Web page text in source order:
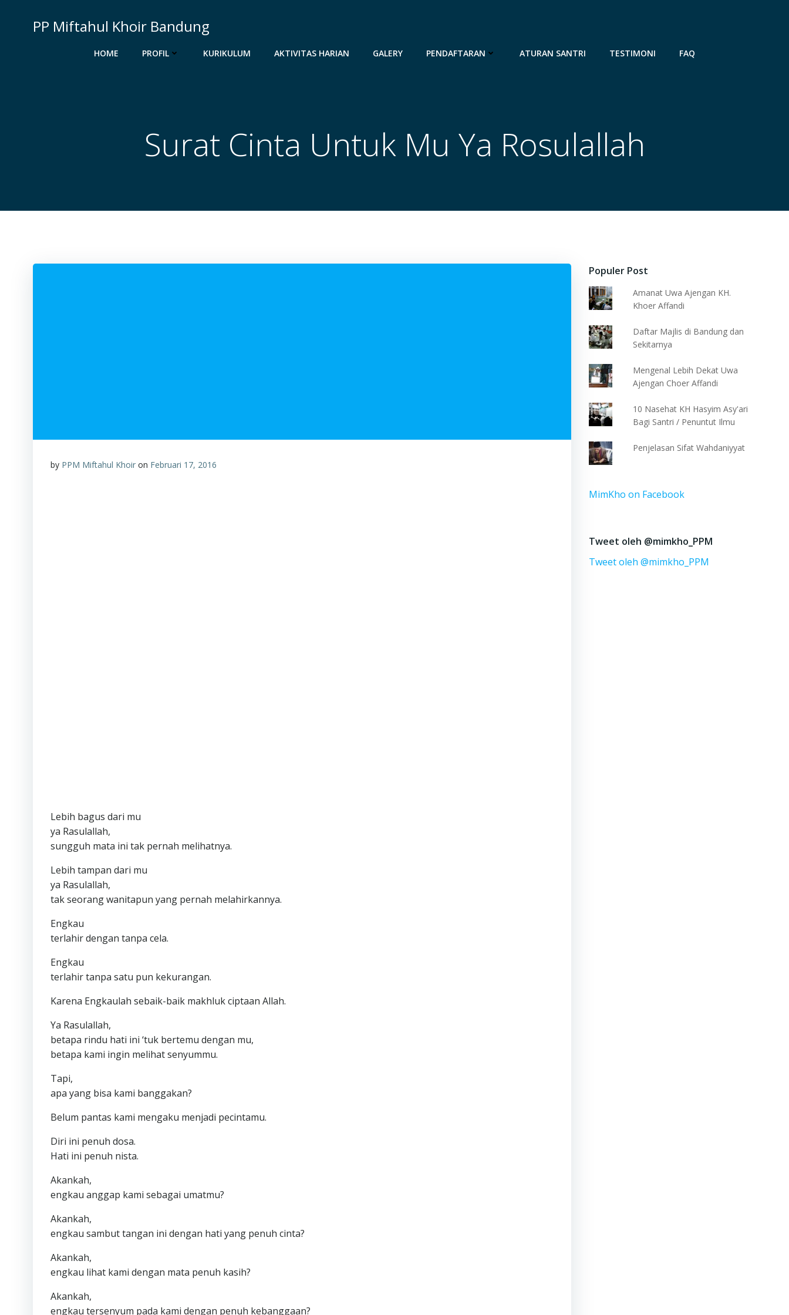
PP Miftahul Khoir Bandung
HOME PROFIL KURIKULUM AKTIVITAS HARIAN GALERY PENDAFTARAN ATURAN SANTRI TESTIMONI FAQ
Surat Cinta Untuk Mu Ya Rosulallah
by PPM Miftahul Khoir on Februari 17, 2016
Lebih bagus dari mu
ya Rasulallah,
sungguh mata ini tak pernah melihatnya.
Lebih tampan dari mu
ya Rasulallah,
tak seorang wanitapun yang pernah melahirkannya.
Engkau
terlahir dengan tanpa cela.
Engkau
terlahir tanpa satu pun kekurangan.
Karena Engkaulah sebaik-baik makhluk ciptaan Allah.
Ya Rasulallah,
betapa rindu hati ini ‘tuk bertemu dengan mu,
betapa kami ingin melihat senyummu.
Tapi,
apa yang bisa kami banggakan?
Belum pantas kami mengaku menjadi pecintamu.
Diri ini penuh dosa.
Hati ini penuh nista.
Akankah,
engkau anggap kami sebagai umatmu?
Akankah,
engkau sambut tangan ini dengan hati yang penuh cinta?
Akankah,
engkau lihat kami dengan mata penuh kasih?
Akankah,
engkau tersenyum pada kami dengan penuh kebanggaan?
Populer Post
Amanat Uwa Ajengan KH.
Khoer Affandi
Daftar Majlis di Bandung dan
Sekitarnya
Mengenal Lebih Dekat Uwa
Ajengan Choer Affandi
10 Nasehat KH Hasyim Asy'ari
Bagi Santri / Penuntut Ilmu
Penjelasan Sifat Wahdaniyyat
MimKho on Facebook
Tweet oleh @mimkho_PPM
Tweet oleh @mimkho_PPM